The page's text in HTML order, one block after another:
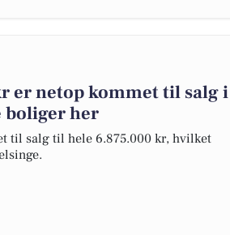
er netop kommet til salg i
boliger her
til salg til hele 6.875.000 kr, hvilket